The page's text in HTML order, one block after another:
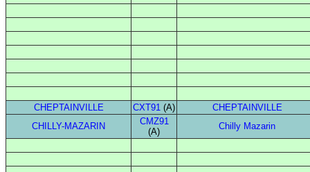
CHEPTAINVILLE CXT91 (A)
CHEPTAINVILLE
CHILLY-MAZARIN
CMZ91
(A)
Chilly Mazarin